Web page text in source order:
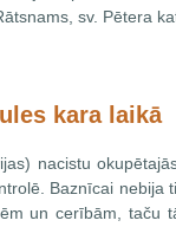
sv. Pētera
kara laikā
nacistu
Baznīcai nebija
un cerībām, taču